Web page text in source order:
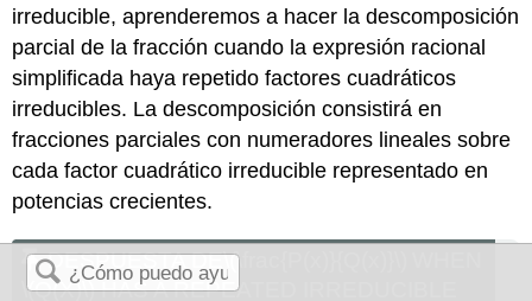
irreducible, aprenderemos a hacer la descomposición
parcial de la fracción cuando la expresión racional
simplificada haya repetido factores cuadráticos
irreducibles. La descomposición consistirá en
fracciones parciales con numeradores lineales sobre
cada factor cuadrático irreducible representado en
potencias crecientes.
DESPUESTA DE\(\frac{P(x)}{Q(x)}\)
\(Q(X)\)HAS A REPEATED IRREDUCIBLE